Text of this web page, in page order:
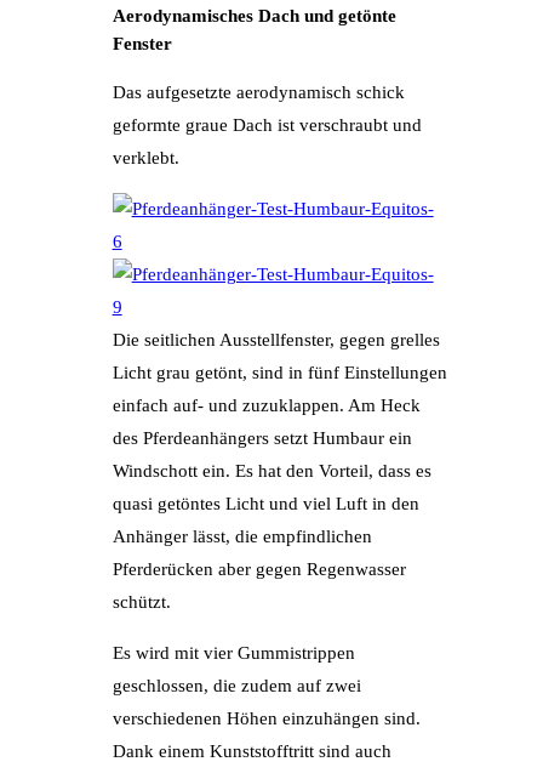
Aerodynamisches Dach und getönte
Fenster
Das aufgesetzte aerodynamisch schick
geformte graue Dach ist verschraubt und
verklebt.
Die seitlichen Ausstellfenster, gegen grelles
Licht grau getönt, sind in fünf Einstellungen
einfach auf- und zuzuklappen. Am Heck
des Pferdeanhängers setzt Humbaur ein
Windschott ein. Es hat den Vorteil, dass es
quasi getöntes Licht und viel Luft in den
Anhänger lässt, die empfindlichen
Pferderücken aber gegen Regenwasser
schützt.
Es wird mit vier Gummistrippen
geschlossen, die zudem auf zwei
verschiedenen Höhen einzuhängen sind.
Dank einem Kunststofftritt sind auch